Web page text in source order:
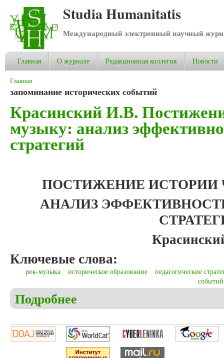
Studia Humanitatis
Международный электронный научный
Главная О журнале Редакционная коллегия Новости
Вы здесь
Главная
запоминание исторических событий
Красинский И.В.
музыку: анализ
стратегий
ПОСТИЖЕНИЕ ИСТОРИИ
АНАЛИЗ
Ключевые слова:
рок-музыка историческое образование
педагогические
событий
Подробнее